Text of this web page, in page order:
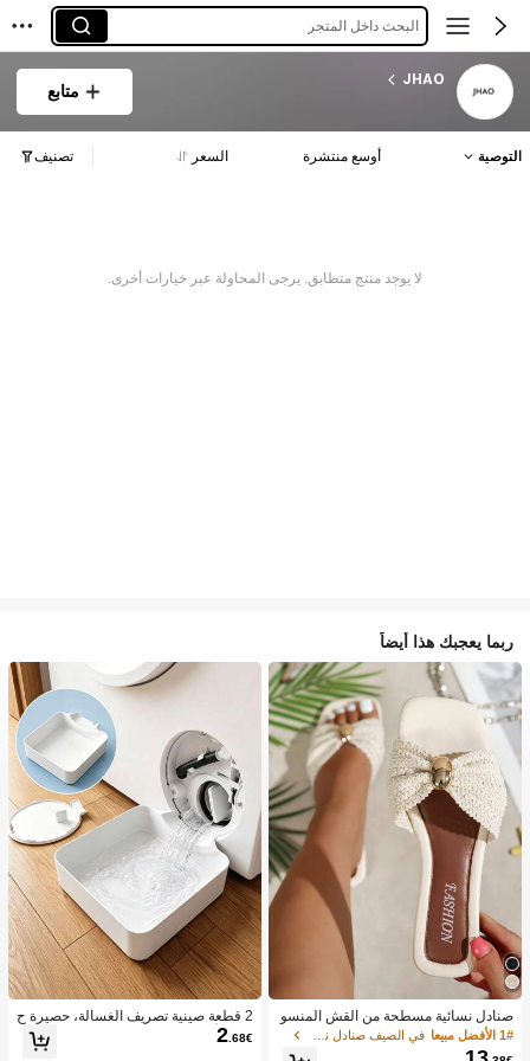
البحث داخل المتجر
JHAO
متابع
التوصية أوسع منتشرة السعر تصنيف
لا يوجد منتج متطابق. يرجى المحاولة عبر خيارات أخرى.
ربما يعجبك هذا أيضاً
صنادل نسائية مسطحة من القش المنسو
ج مع زينة معدنية على شكل فيونكة، مريح
ة بأسلوب بسيط للعطلات والشاطئ والم
1# الأفضل مبيعا
2 قطعة صينية تصريف الغسالة، حصيرة ح
ماية الأرضية المقاومة للماء لغرفة الغسي
ل، صينية مضادة للفيضان والتسرب، إكس
2.68€